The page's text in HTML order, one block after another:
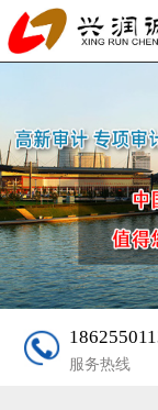
服务热线